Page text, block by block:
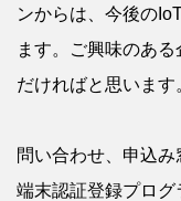
ンからは、今後の
ます。ご興味のあ
だければと思います
問い合わせ、申込み
端末認証登録プロ